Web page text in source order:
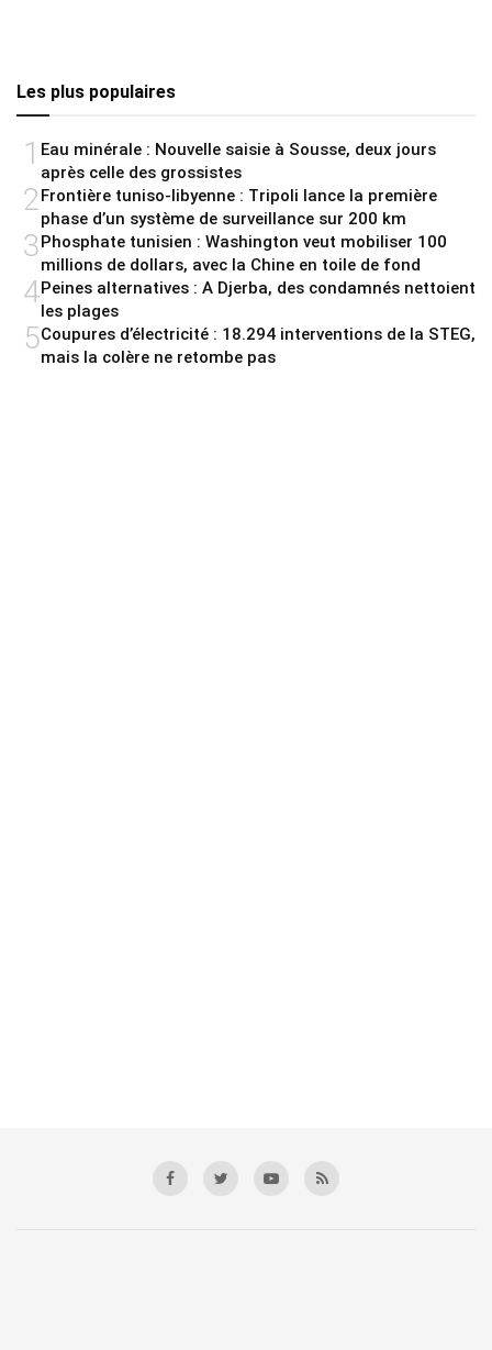
Les plus populaires
1 Eau minérale : Nouvelle saisie à Sousse, deux jours
après celle des grossistes
2 Frontière tuniso-libyenne : Tripoli lance la première
phase d’un système de surveillance sur 200 km
3Phosphate tunisien : Washington veut mobiliser 100
millions de dollars, avec la Chine en toile de fond
4Peines alternatives : A Djerba, des condamnés nettoient
les plages
5Coupures d’électricité : 18.294 interventions de la STEG,
mais la colère ne retombe pas